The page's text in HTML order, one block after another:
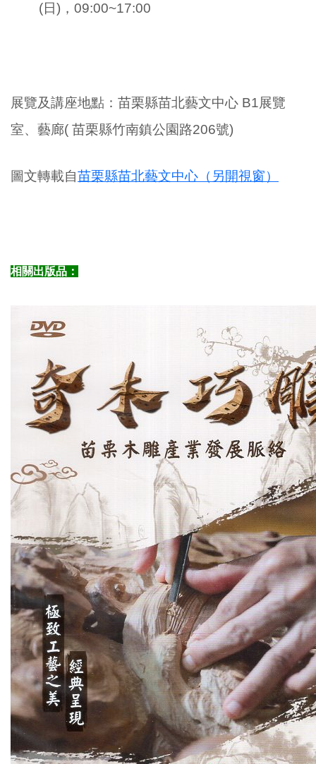
(日) ，09:00~17:00
展覽及講座地點：苗栗縣苗北藝文中心 B1展覽
室、藝廊( 苗栗縣竹南鎮公園路206號)
圖文轉載自苗栗縣苗北藝文中心（另開視窗）
相關出版品：